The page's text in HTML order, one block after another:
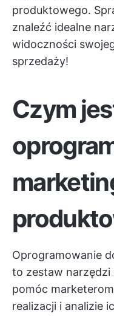
produktowego.
znaleźć idealne
widoczności
sprzedaży!
Czym
Oprogramowanie
to zestaw
pomóc
realizacji i analizie